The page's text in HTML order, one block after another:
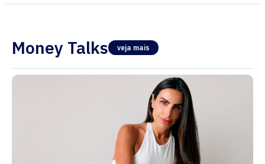
Money Talks veja mais